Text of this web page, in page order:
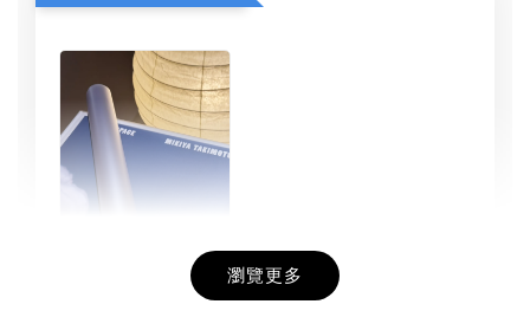
書本包膜服務
瀏覽更多